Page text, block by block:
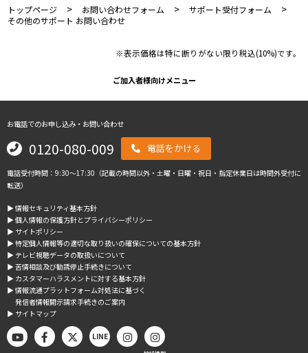
トップページ > お問い合わせフォーム >サポート受付フォーム >
その他のサポート お問い合わせ
※表示価格は特に断りがない限り税込(10%)です。
ご加入者様向けメニュー
お電話でのお申し込み・お問い合わせ
0120-080-009 電話をかける
電話受付時間：9:30～17:30（記載の時間以外・土曜・日曜・祝日・指定休業日は時間外受付に
転送）
▶︎ 情報セキュリティ基本方針
▶︎ 個人情報の保護方針とプライバシーポリシー
▶︎ サイトポリシー
▶︎ 特定個人情報等の適切な取り扱いの確保についての基本方針
▶︎ テレビ視聴データの取扱いについて
▶︎ 苦情相談及び勧誘停止手続きについて
▶︎ カスタマーハラスメントに対する基本方針
▶︎ 情報流通プラットフォーム対処法に基づく
発信者情報開示請求手続きのご案内
▶︎ サイトマップ
LINE